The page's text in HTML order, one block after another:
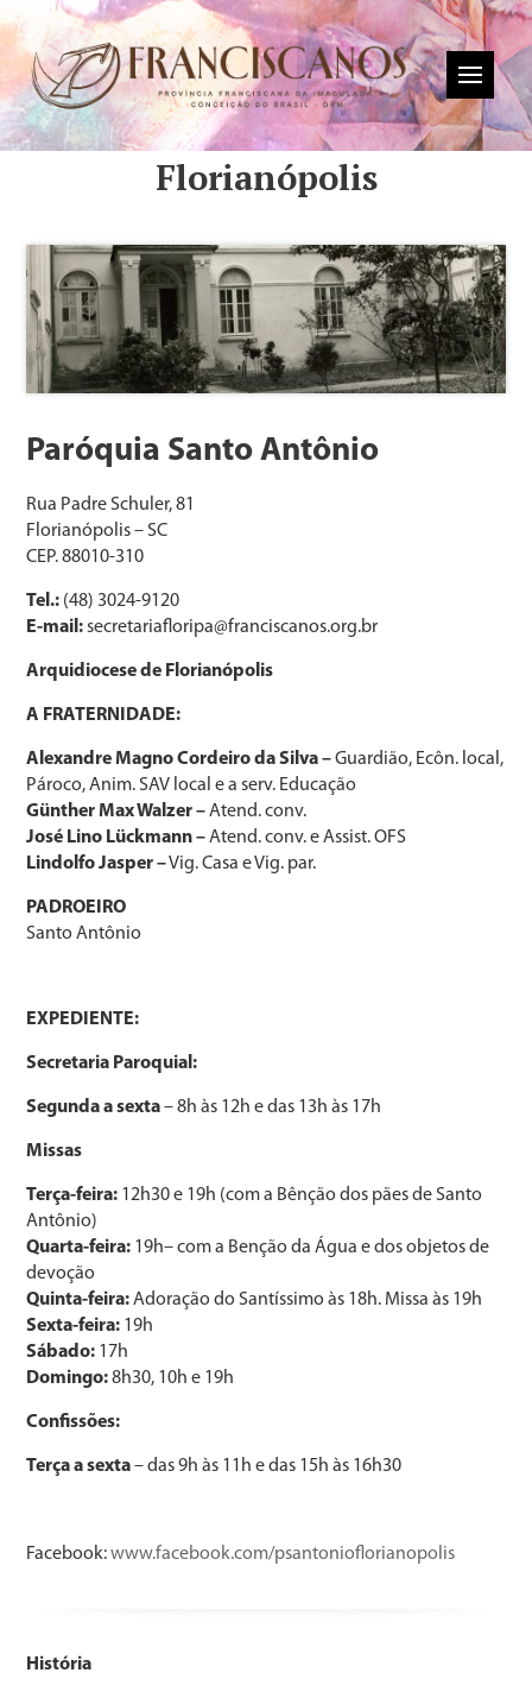
Florianópolis
Paróquia Santo Antônio
Rua Padre Schuler, 81
Florianópolis – SC
CEP. 88010-310
Tel.: (48) 3024-9120
E-mail:secretariafloripa@franciscanos.org.br
Arquidiocese de Florianópolis
A FRATERNIDADE:
Alexandre Magno Cordeiro da Silva –Guardião, Ecôn. local,
Pároco, Anim. SAV local e a serv. Educação
Günther Max Walzer –Atend. conv.
José Lino Lückmann –Atend. conv. e Assist. OFS
Lindolfo Jasper –Vig. Casa e Vig. par.
PADROEIRO
Santo Antônio
EXPEDIENTE:
Secretaria Paroquial:
Segunda a sexta– 8h às 12h e das 13h às 17h
Missas
Terça-feira: 12h30 e 19h (com a Bênção dos pães de Santo
Antônio)
Quarta-feira: 19h– com a Benção da Água e dos objetos de
devoção
Quinta-feira:Adoração do Santíssimo às 18h. Missa às 19h
Sexta-feira: 19h
Sábado: 17h
Domingo:8h30, 10h e 19h
Confissões:
Terça a sexta– das 9h às 11h e das 15h às 16h30
Facebook:www.facebook.com/psantonioflorianopolis
História